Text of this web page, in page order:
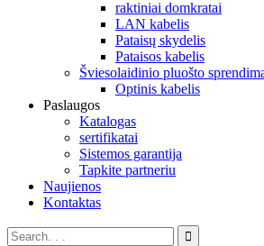
raktiniai domkratai
LAN kabelis
Pataisų skydelis
Pataisos kabelis
Šviesolaidinio pluošto
Optinis kabelis
Paslaugos
Katalogas
sertifikatai
Sistemos garantija
Tapkite partneriu
Naujienos
Kontaktas